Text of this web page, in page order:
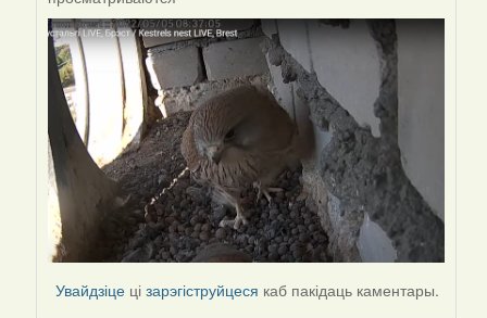
to
by
Harrier
Увайдзіце цізарэгіструйцеся каб пакідаць каментары.